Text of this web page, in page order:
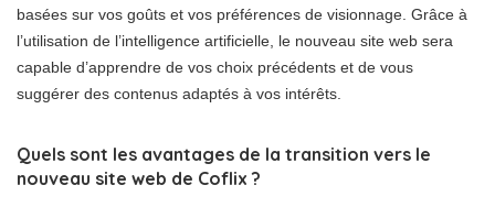
basées sur vos goûts et vos préférences de visionnage. Grâce à
l’utilisation de l’intelligence artificielle, le nouveau site web sera
capable d’apprendre de vos choix précédents et de vous
suggérer des contenus adaptés à vos intérêts.
Quels sont les avantages de la transition vers le
nouveau site web de Coflix ?